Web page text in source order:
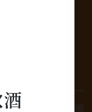
家，為您提供優